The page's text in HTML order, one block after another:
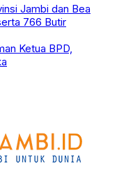
Jambi dan Bea
766 Butir
Ketua BPD,